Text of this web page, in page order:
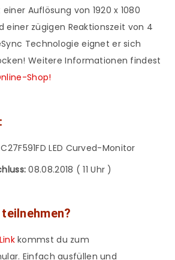
Auflösung von 1920 x 1080
einer zügigen Reaktionszeit von 4
Technologie eignet er sich
Weitere Informationen findest
Shop!
LED Curved-Monitor
08.08.2018 ( 11 Uhr )
kommst du zum
Einfach ausfüllen und